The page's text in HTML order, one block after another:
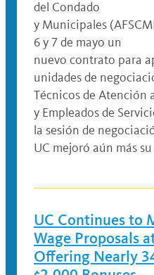
del Condado
y Municipales
6 y 7 de mayo un
nuevo contrato para
unidades de
Técnicos de Atención
y Empleados de
la sesión de
UC mejoró aún más
UC Continues to
Wage Proposals
Offering Nearly